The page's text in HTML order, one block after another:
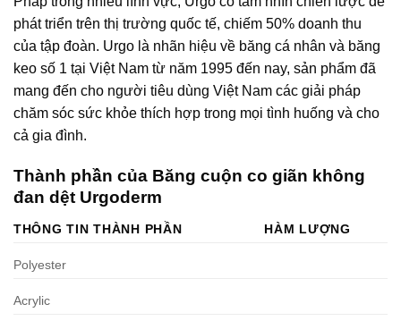
phát triển trên thị trường quốc tế, chiếm 50% doanh thu
của tập đoàn. Urgo là nhãn hiệu về băng cá nhân và băng
keo số 1 tại Việt Nam từ năm 1995 đến nay, sản phẩm đã
mang đến cho người tiêu dùng Việt Nam các giải pháp
chăm sóc sức khỏe thích hợp trong mọi tình huống và cho
cả gia đình.
Thành phần của Băng cuộn co giãn không
đan dệt Urgoderm
THÔNG TIN THÀNH PHẦN HÀM LƯỢNG
Polyester
Acrylic